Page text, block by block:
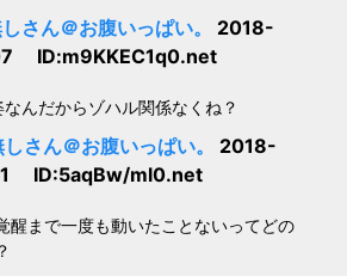
さん＠お腹いっぱい。 2018-
ID:m9KKEC1q0.net
んだからゾハル関係なくね？
さん＠お腹いっぱい。 2018-
ID:5aqBw/ml0.net
醒まで一度も動いたことないってどの